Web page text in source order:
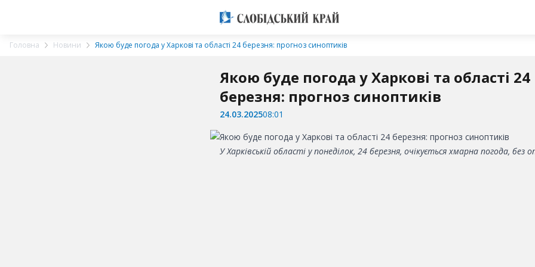
Головна Новини Якою буде погода у Харкові та області 24 березня: прогноз синоптиків
Якою буде погода у Харкові та області 24
березня: прогноз синоптиків
24.03.202508:01
У Харківській області у понеділок, 24 березня, очікується хмарна погода, без